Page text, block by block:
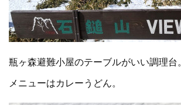
瓶ヶ森避難小屋のテーブルがいい調理台。
メニューはカレーうどん。